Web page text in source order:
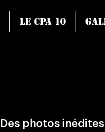
Le CPA 10
Des photos inédites